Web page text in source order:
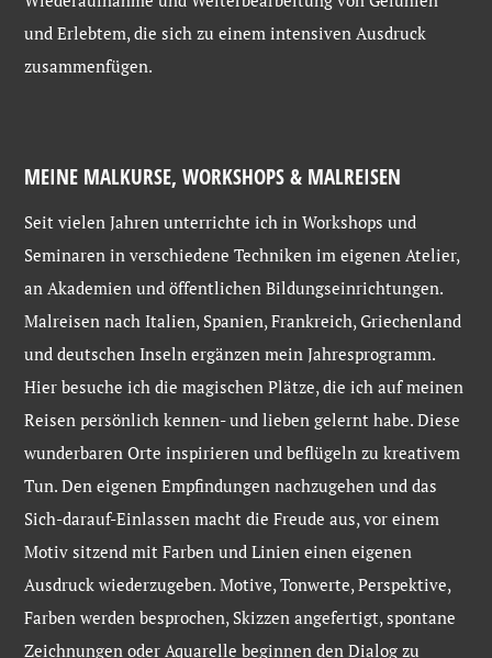
und Erlebtem, die sich zu einem intensiven Ausdruck
zusammenfügen.
MEINE MALKURSE, WORKSHOPS & MALREISEN
Seit vielen Jahren unterrichte ich in Workshops und
Seminaren in verschiedene Techniken im eigenen Atelier,
an Akademien und öffentlichen Bildungseinrichtungen.
Malreisen nach Italien, Spanien, Frankreich, Griechenland
und deutschen Inseln ergänzen mein Jahresprogramm.
Hier besuche ich die magischen Plätze, die ich auf meinen
Reisen persönlich kennen- und lieben gelernt habe. Diese
wunderbaren Orte inspirieren und beflügeln zu kreativem
Tun. Den eigenen Empfindungen nachzugehen und das
Sich-darauf-Einlassen macht die Freude aus, vor einem
Motiv sitzend mit Farben und Linien einen eigenen
Ausdruck wiederzugeben. Motive, Tonwerte, Perspektive,
Farben werden besprochen, Skizzen angefertigt, spontane
Zeichnungen oder Aquarelle beginnen den Dialog zu